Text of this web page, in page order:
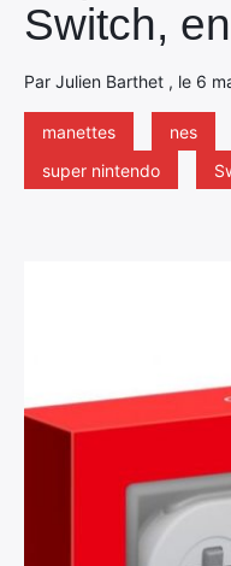
Switch,
Par Julien Barthet , le 6
manettes nes
super nintendo